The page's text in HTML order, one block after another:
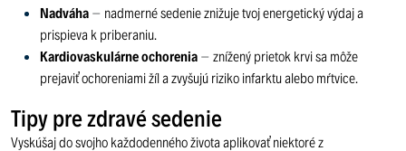
Nadváha – nadmerné sedenie znižuje tvoj energetický výdaj a
prispieva k priberaniu.
Kardiovaskulárne ochorenia – znížený prietok krvi sa môže
prejaviť ochoreniami žíl a zvyšujú riziko infarktu alebo mŕtvice.
Tipy pre zdravé sedenie
Vyskúšaj do svojho každodenného života aplikovať niektoré z